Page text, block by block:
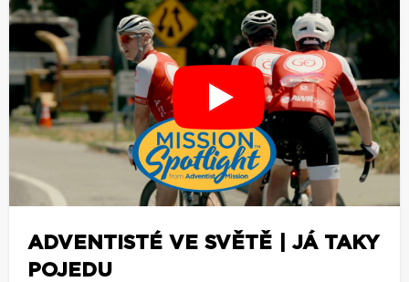
ADVENTISTÉ VE SVĚTĚ | JÁ TAKY
POJEDU